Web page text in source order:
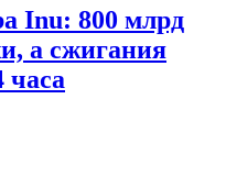
Inu: 800 млрд
а сжигания
часа